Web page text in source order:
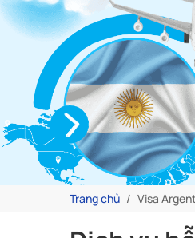
Trang chủ Visa